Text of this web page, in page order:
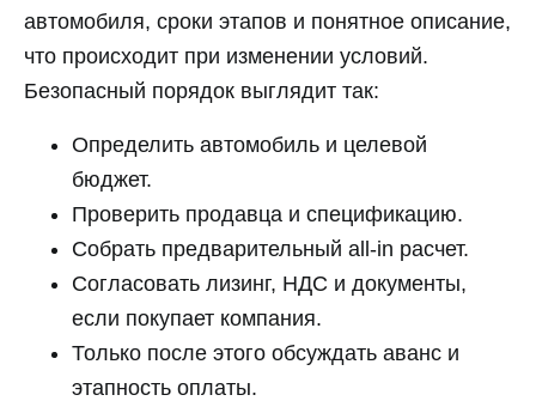
автомобиля, сроки этапов и понятное описание,
что происходит при изменении условий.
Безопасный порядок выглядит так:
Определить автомобиль и целевой
бюджет.
Проверить продавца и спецификацию.
Собрать предварительный all-in расчет.
Согласовать лизинг, НДС и документы,
если покупает компания.
Только после этого обсуждать аванс и
этапность оплаты.